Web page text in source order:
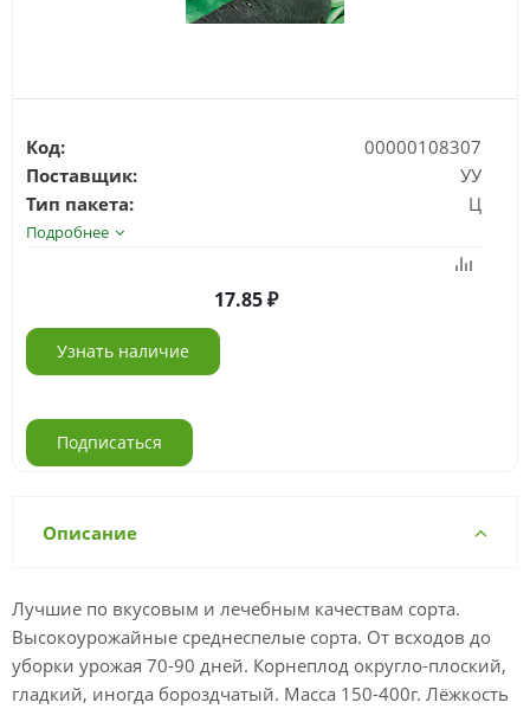
Код:
00000108307
Поставщик:
УУ
Тип пакета:
Ц
Подробнее
17.85
Узнать наличие
Подписаться
Описание
Лучшие по вкусовым и лечебным качествам сорта.
Высокоурожайные среднеспелые сорта. От всходов до
уборки урожая 70-90 дней. Корнеплод округло-плоский,
гладкий, иногда бороздчатый. Масса 150-400г. Лёжкость